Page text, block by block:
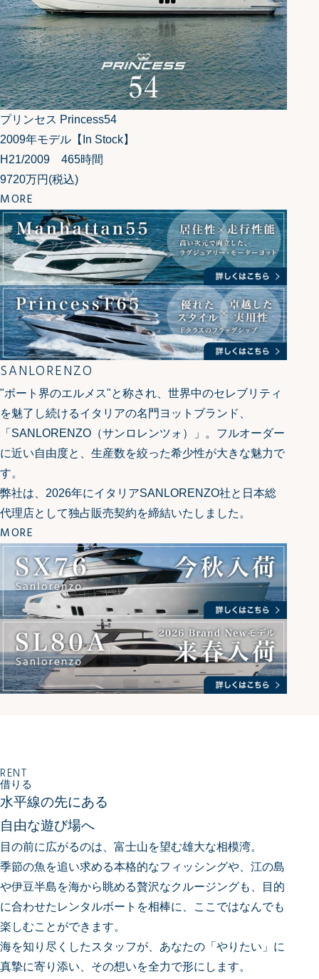
プリンセス Princess54
2009年モデル【In Stock】
H21/2009 465時間
9720万円 (税込)
MORE
SANLORENZO
"ボート界のエルメス"と称され、世界中のセレブリティ
を魅了し続けるイタリアの名門ヨットブランド、
「SANLORENZO（サンロレンツォ）」。フルオーダー
に近い自由度と、生産数を絞った希少性が大きな魅力で
す。
弊社は、2026年にイタリアSANLORENZO社と日本総
代理店として独占販売契約を締結いたしました。
MORE
RENT
借りる
水平線の先にある
自由な遊び場へ
目の前に広がるのは、富士山を望む雄大な相模湾。
季節の魚を追い求める本格的なフィッシングや、江の島
や伊豆半島を海から眺める贅沢なクルージングも、
目的
に合わせたレンタルボートを相棒に、ここではなんでも
楽しむことができます。
海を知り尽くしたスタッフが、あなたの「やりたい」に
真摯に寄り添い、その想いを全力で形にします。